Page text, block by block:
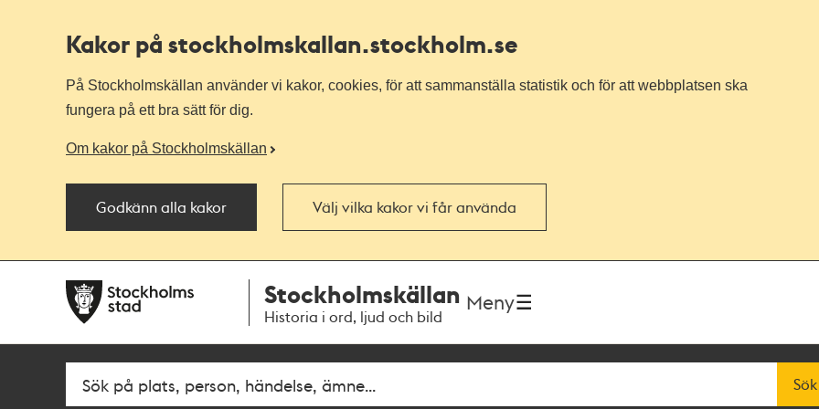
Kakor på stockholmskallan.stockholm.se
På Stockholmskällan använder vi kakor, cookies, för att sammanställa statistik och för att webbplatsen ska
fungera på ett bra sätt för dig.
Om kakor på Stockholmskällan
Godkänn alla kakor Välj vilka kakor vi får använda
navigationen
huvudinnehållet
Stockholmskällan
Historia i ord, ljud och bild
Meny
Fritextsök Sök